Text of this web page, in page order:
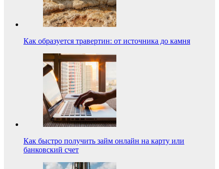
Как образуется травертин: от источника до камня
Как быстро получить займ онлайн на карту или
банковский счет